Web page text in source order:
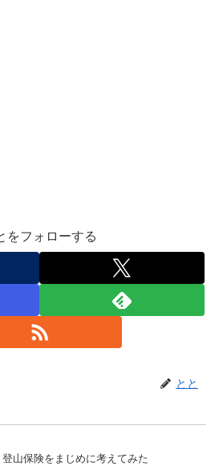
をフォローする
とと
登山保険をまじめに考えてみた